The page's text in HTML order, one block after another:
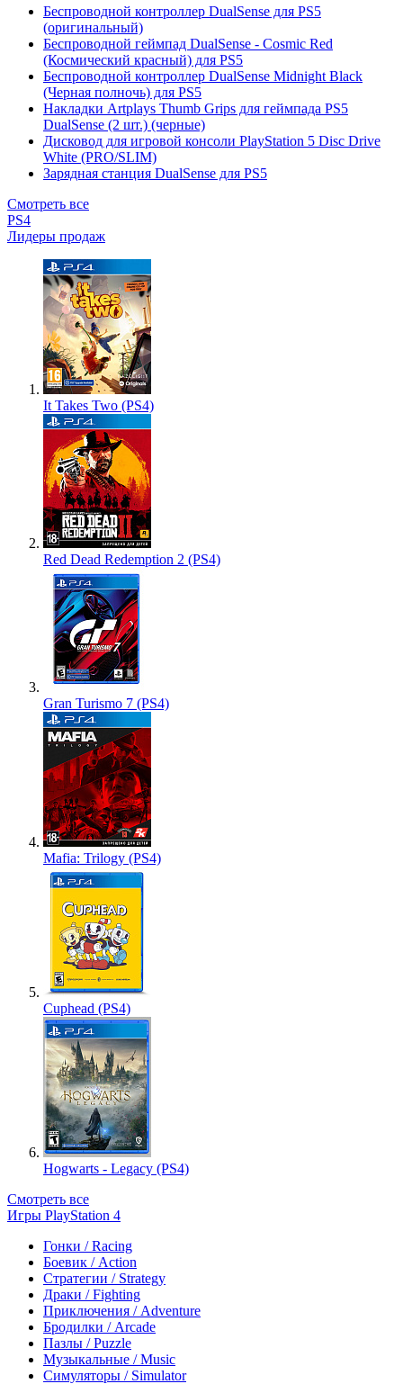
Беспроводной контроллер DualSense для PS5
(оригинальный)
Беспроводной геймпад DualSense - Cosmic Red
(Космический красный) для PS5
Беспроводной контроллер DualSense Midnight Black
(Черная полночь) для PS5
Накладки Artplays Thumb Grips для геймпада PS5
DualSense (2 шт.) (черные)
Дисковод для игровой консоли PlayStation 5 Disc Drive
White (PRO/SLIM)
Зарядная станция DualSense для PS5
Смотреть все
PS4
Лидеры продаж
It Takes Two (PS4)
Red Dead Redemption 2 (PS4)
Gran Turismo 7 (PS4)
Mafia: Trilogy (PS4)
Cuphead (PS4)
Hogwarts - Legacy (PS4)
Смотреть все
Игры PlayStation 4
Гонки / Racing
Боевик / Action
Стратегии / Strategy
Драки / Fighting
Приключения / Adventure
Бродилки / Arcade
Пазлы / Puzzle
Музыкальные / Music
Симуляторы / Simulator